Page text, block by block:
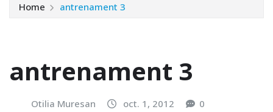
Home antrenament 3
antrenament 3
Otilia Muresan oct. 1, 2012 0